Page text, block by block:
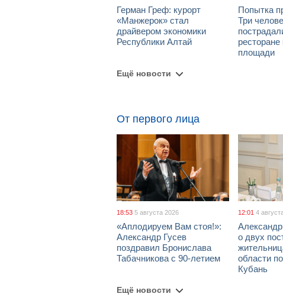
Герман Греф: курорт
«Манжерок» стал
драйвером экономики
Республики Алтай
Попытка
Три
площади
Ещё новости
От первого лица
18:53 5 августа 2026
«Аплодируем Вам стоя!»:
Александр Гусев
поздравил Бронислава
Табачникова с 90-летием
12:01 4
о двух
области
Кубань
Ещё новости